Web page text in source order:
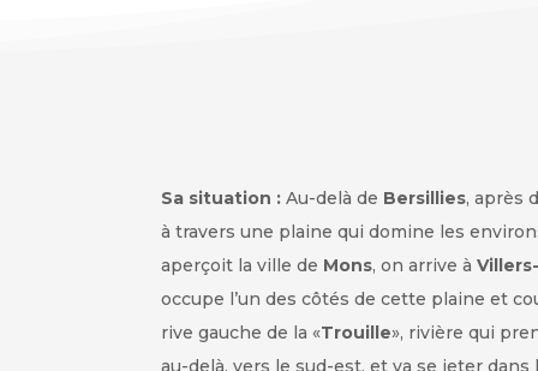
Sa situation : Au-delà de Bersillies, après
à travers une plaine qui domine les
aperçoit la ville de Mons, on arrive à
occupe l’un des côtés de cette plaine et
rive gauche de la «Trouille», rivière qui
au-delà, vers le sud-est, et va se jeter dans